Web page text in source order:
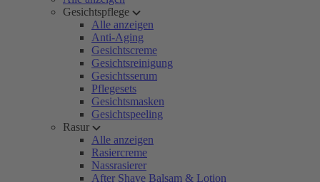
Gesichtspflege
Alle anzeigen
Anti-Aging
Gesichtscreme
Gesichtsreinigung
Gesichtsserum
Pflegesets
Gesichtsmasken
Gesichtspeeling
Rasur
Alle anzeigen
Rasiercreme
Nassrasierer
After Shave Balsam & Lotion